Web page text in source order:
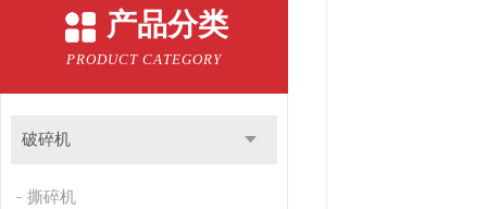
产品分类
PRODUCT CATEGORY
破碎机
撕碎机